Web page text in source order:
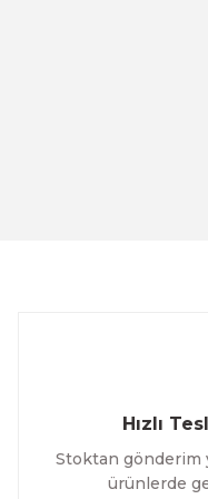
4.291,19 TL
ÜRÜNÜ
Hızlı
Stoktan gönderim
ürünlerde